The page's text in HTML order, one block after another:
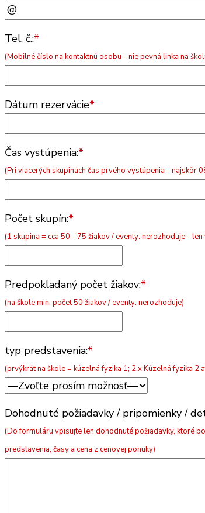
Tel. č.:*
(Mobilné číslo na kontaktnú osobu - nie pevná linka na
Dátum rezervácie*
Čas vystúpenia:*
(Pri viacerých skupinách čas prvého vystúpenia - najskôr
Počet skupín:*
(1 skupina = cca 50 - 75 žiakov / eventy: nerozhoduje -
Predpokladaný počet žiakov:*
(na škole min. počet 50 žiakov / eventy: nerozhoduje)
typ predstavenia:*
(prvýkrát na škole = kúzelná fyzika 1; 2.x Kúzelná fyzika 2
Dohodnuté požiadavky / pripomienky /
(Do formuláru vpisujte len dohodnuté požiadavky, ktoré
predstavenia, časy a cena z cenovej ponuky)